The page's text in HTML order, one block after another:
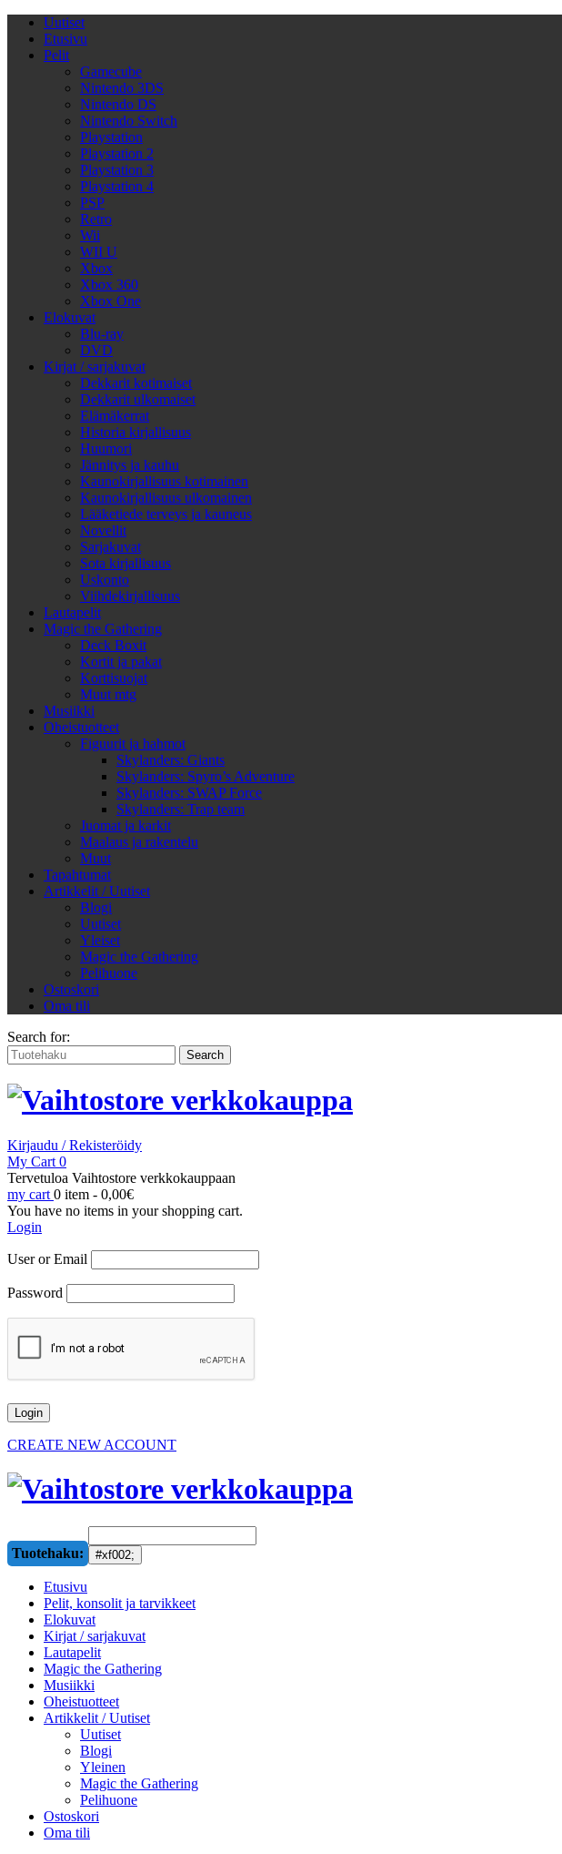
Uutiset
Etusivu
Pelit
Gamecube
Nintendo 3DS
Nintendo DS
Nintendo Switch
Playstation
Playstation 2
Playstation 3
Playstation 4
PSP
Retro
Wii
WII U
Xbox
Xbox 360
Xbox One
Elokuvat
Blu-ray
DVD
Kirjat / sarjakuvat
Dekkarit kotimaiset
Dekkarit ulkomaiset
Elämäkerrat
Historia kirjallisuus
Huumori
Jännitys ja kauhu
Kaunokirjallisuus kotimainen
Kaunokirjallisuus ulkomainen
Lääketiede terveys ja kauneus
Novellit
Sarjakuvat
Sota kirjallisuus
Uskonto
Viihdekirjallisuus
Lautapelit
Magic the Gathering
Deck Boxit
Kortit ja pakat
Korttisuojat
Muut mtg
Musiikki
Oheistuotteet
Figuurit ja hahmot
Skylanders: Giants
Skylanders: Spyro’s Adventure
Skylanders: SWAP Force
Skylanders: Trap team
Juomat ja karkit
Maalaus ja rakentelu
Muut
Tapahtumat
Artikkelit / Uutiset
Blogi
Uutiset
Yleiset
Magic the Gathering
Pelihuone
Ostoskori
Oma tili
Search for:
Kirjaudu / Rekisteröidy
My Cart 0
Tervetuloa Vaihtostore verkkokauppaan
my cart 0 item - 0,00€
You have no items in your shopping cart.
Login
User or Email
Password
CREATE NEW ACCOUNT
Tuotehaku:
Etusivu
Pelit, konsolit ja tarvikkeet
Elokuvat
Kirjat / sarjakuvat
Lautapelit
Magic the Gathering
Musiikki
Oheistuotteet
Artikkelit / Uutiset
Uutiset
Blogi
Yleinen
Magic the Gathering
Pelihuone
Ostoskori
Oma tili